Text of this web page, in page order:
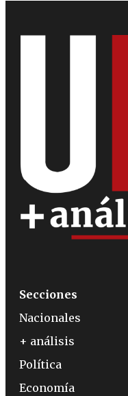
Secciones
Nacionales
+ análisis
Política
Economía